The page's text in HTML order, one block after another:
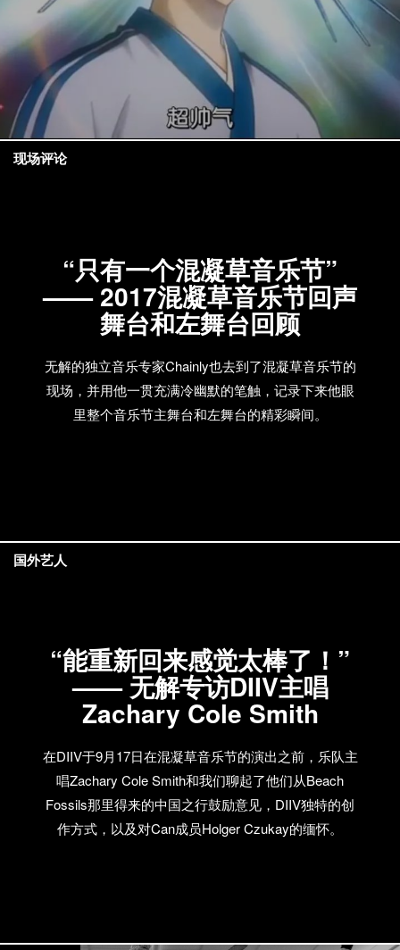
“只有一个混凝草音乐节”
—— 2017混凝草音乐节回声
舞台和左舞台回顾
无解的独立音乐专家Chainly也去到了混凝草音乐节的
现场，并用他一贯充满冷幽默的笔触，记录下来他眼
里整个音乐节主舞台和左舞台的精彩瞬间。
现场评论
“能重新回来感觉太棒了！”
—— 无解专访DIIV主唱
Zachary Cole Smith
在DIIV于9月17日在混凝草音乐节的演出之前，乐队主
唱Zachary Cole Smith和我们聊起了他们从Beach
Fossils那里得来的中国之行鼓励意见，DIIV独特的创
作方式，以及对Can成员Holger Czukay的缅怀。
国外艺人